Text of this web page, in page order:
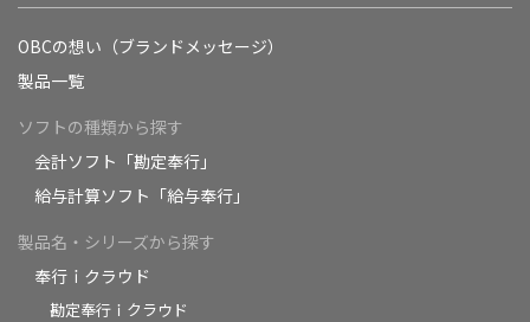
OBCの想い（ブランドメッセージ）
製品一覧
ソフトの種類から探す
会計ソフト「勘定奉行」
給与計算ソフト「給与奉行」
製品名・シリーズから探す
奉行ｉクラウド
勘定奉行ｉクラウド